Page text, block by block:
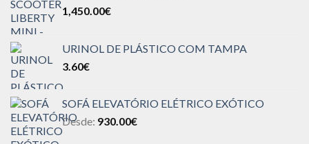
1,450.00€
URINOL DE PLÁSTICO COM TAMPA
3.60€
SOFÁ ELEVATÓRIO ELÉTRICO EXÓTICO
Desde: 930.00€